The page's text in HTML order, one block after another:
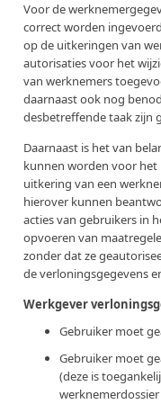
Voor de
correct worden
op de uitkeringen van
autorisaties voor het
van werknemers
daarnaast ook nog
desbetreffende taak zijn
Daarnaast is het van
kunnen worden voor het
uitkering van een
hierover kunnen
acties van gebruikers in
opvoeren van
zonder dat ze
de verloningsgegevens
Werkgever
Gebruiker moet
Gebruiker moet
(deze is